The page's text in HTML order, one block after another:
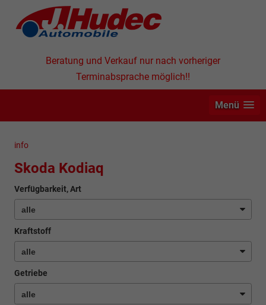
Beratung und Verkauf nur nach vorheriger
Terminabsprache möglich!!
Menü
info
Skoda Kodiaq
Verfügbarkeit, Art
Kraftstoff
Getriebe